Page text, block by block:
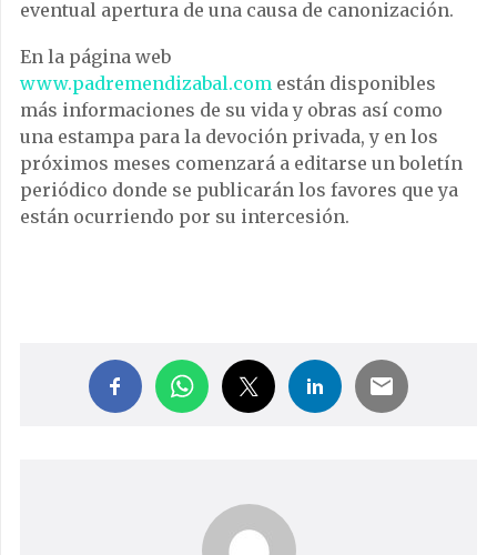
eventual apertura de una causa de canonización.
En la página web
www.padremendizabal.com están disponibles
más informaciones de su vida y obras así como
una estampa para la devoción privada, y en los
próximos meses comenzará a editarse un boletín
periódico donde se publicarán los favores que ya
están ocurriendo por su intercesión.